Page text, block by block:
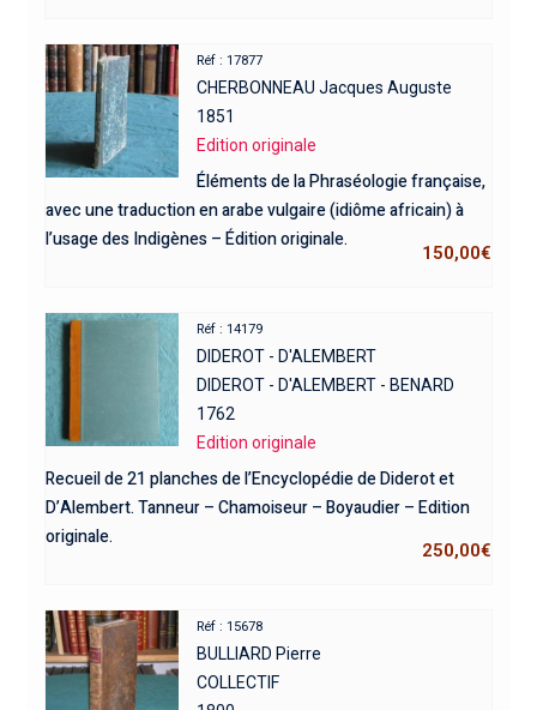
Réf : 17877
CHERBONNEAU Jacques Auguste
1851
Edition originale
Éléments de la Phraséologie française,
avec une traduction en arabe vulgaire (idiôme africain) à
l’usage des Indigènes – Édition originale.
150,00€
Réf : 14179
DIDEROT - D'ALEMBERT
DIDEROT - D'ALEMBERT - BENARD
1762
Edition originale
Recueil de 21 planches de l’Encyclopédie de Diderot et
D’Alembert. Tanneur – Chamoiseur – Boyaudier – Edition
originale.
250,00€
Réf : 15678
BULLIARD Pierre
COLLECTIF